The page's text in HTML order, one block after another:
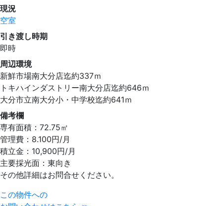
現況
空室
引き渡し時期
即時
周辺環境
新鮮市場南大分店迄約337ｍ
トキハインダストリー南大分店迄約646ｍ
大分市立南大分小・中学校迄約641ｍ
備考欄
専有面積：72.75㎡
管理費：8.100円/月
積立金：10,900円/月
主要採光面：東向き
その他詳細はお問合せください。
この物件への